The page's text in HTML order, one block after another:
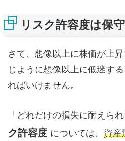
リスク許容度は保
さて、想像以上に株価が上
じように想像以上に低迷す
ればいけません。
「どれだけの損失に耐えら
ク許容度 については、 資産